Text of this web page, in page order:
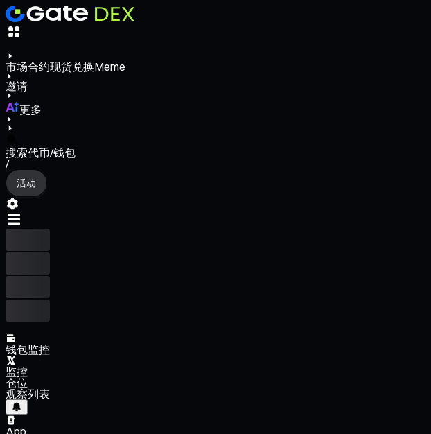
市场合约现货兑换Meme
邀请
更多
搜索代币/钱包
/
活动
钱包监控
监控
仓位
观察列表